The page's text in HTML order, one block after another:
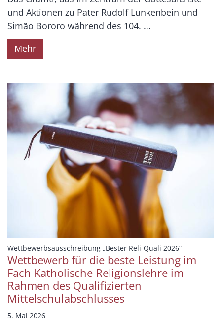
und Aktionen zu Pater Rudolf Lunkenbein und
Simão Bororo während des 104. ...
Mehr
Wettbewerbsausschreibung „Bester Reli-Quali 2026“:
Wettbewerb für die beste Leistung im
Fach Katholische Religionslehre im
Rahmen des Qualifizierten
Mittelschulabschlusses
5. Mai 2026